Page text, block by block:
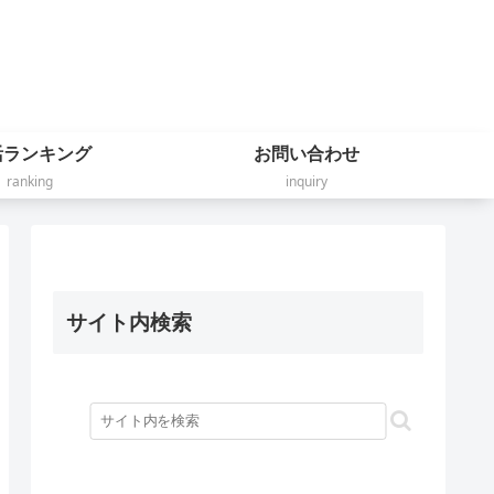
ンキング
ranking
お問い合わせ
inquiry
サイト内検索